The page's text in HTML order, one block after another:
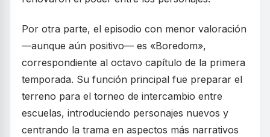
Por otra parte, el episodio con menor valoración
—aunque aún positivo— es «Boredom»,
correspondiente al octavo capítulo de la primera
temporada. Su función principal fue preparar el
terreno para el torneo de intercambio entre
escuelas, introduciendo personajes nuevos y
centrando la trama en aspectos más narrativos